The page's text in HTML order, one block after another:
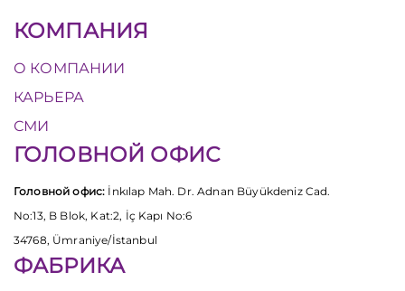
КОМПАНИЯ
О КОМПАНИИ
КАРЬЕРА
СМИ
ГОЛОВНОЙ ОФИС
Головной офис: İnkılap Mah. Dr. Adnan Büyükdeniz Cad.
No:13, B Blok, Kat:2, İç Kapı No:6
34768, Ümraniye/İstanbul
ФАБРИКА